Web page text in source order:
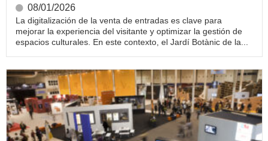
08/01/2026
La digitalización de la venta de entradas es clave para
mejorar la experiencia del visitante y optimizar la gestión de
espacios culturales. En este contexto, el Jardí Botànic de la...